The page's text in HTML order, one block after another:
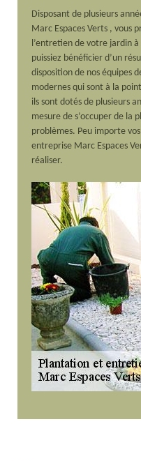
Disposant de plusieurs
Marc Espaces Verts , vous
l’entretien de votre jardin
puissiez bénéficier d’un
disposition de nos équipes
modernes qui sont à la
ils sont dotés de plusieurs
mesure de s’occuper de
problèmes. Peu importe
entreprise Marc Espaces
réaliser.